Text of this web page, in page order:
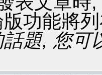
功能將
話題, 您可